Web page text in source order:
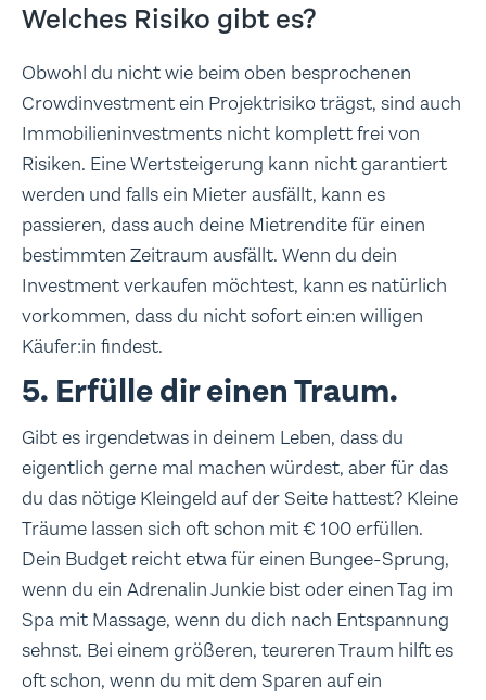
Welches Risiko gibt es?
Obwohl du nicht wie beim oben besprochenen
Crowdinvestment ein Projektrisiko trägst, sind auch
Immobilieninvestments nicht komplett frei von
Risiken. Eine Wertsteigerung kann nicht garantiert
werden und falls ein Mieter ausfällt, kann es
passieren, dass auch deine Mietrendite für einen
bestimmten Zeitraum ausfällt. Wenn du dein
Investment verkaufen möchtest, kann es natürlich
vorkommen, dass du nicht sofort ein:en willigen
Käufer:in findest.
5. Erfülle dir einen Traum.
Gibt es irgendetwas in deinem Leben, dass du
eigentlich gerne mal machen würdest, aber für das
du das nötige Kleingeld auf der Seite hattest? Kleine
Träume lassen sich oft schon mit € 100 erfüllen.
Dein Budget reicht etwa für einen Bungee-Sprung,
wenn du ein Adrenalin Junkie bist oder einen Tag im
Spa mit Massage, wenn du dich nach Entspannung
sehnst. Bei einem größeren, teureren Traum hilft es
oft schon, wenn du mit dem Sparen auf ein